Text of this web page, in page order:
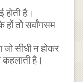
होती है।
तो सर्वांगसम
सीधी न होकर
कहलाती है।